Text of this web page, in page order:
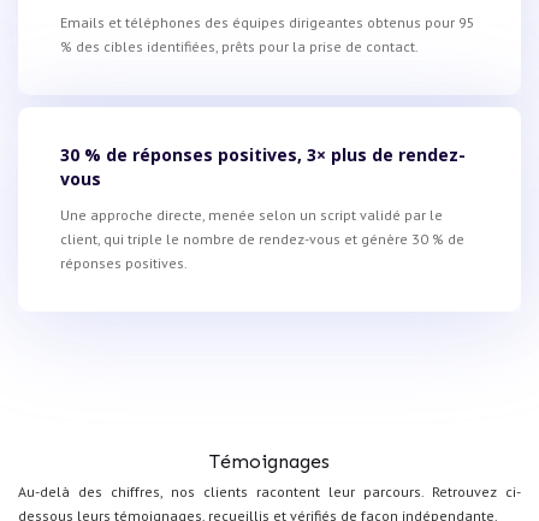
Emails et téléphones des équipes dirigeantes obtenus pour 95
% des cibles identifiées, prêts pour la prise de contact.
30 % de réponses positives, 3× plus de rendez-
vous
Une approche directe, menée selon un script validé par le
client, qui triple le nombre de rendez-vous et génère 30 % de
réponses positives.
Témoignages
Au-delà des chiffres, nos clients racontent leur parcours. Retrouvez ci-
dessous leurs témoignages, recueillis et vérifiés de façon indépendante.